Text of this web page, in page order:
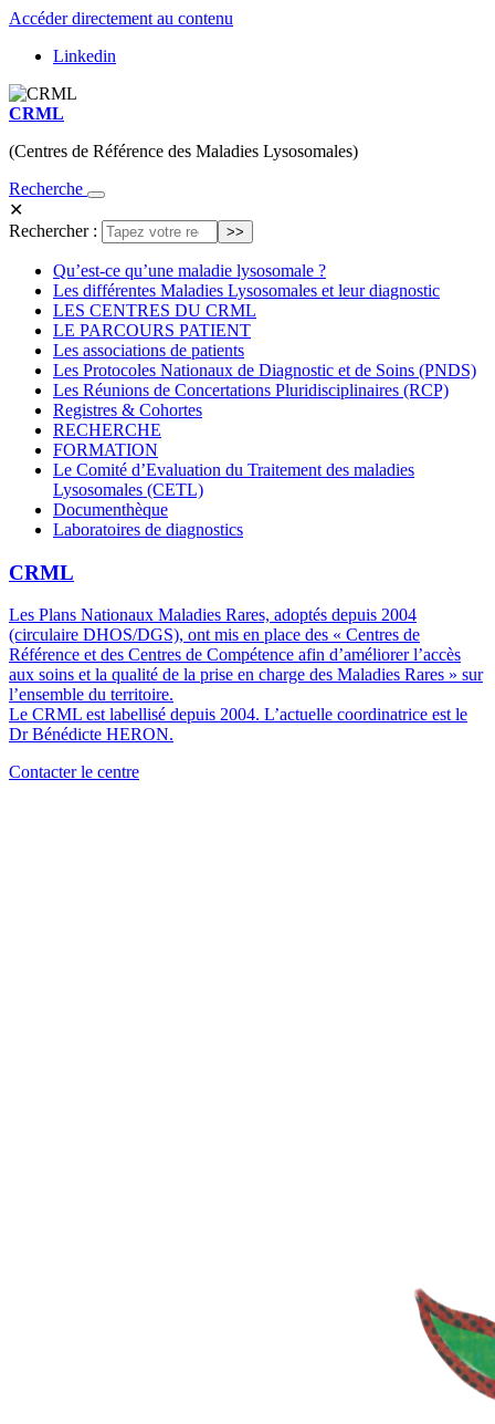
Accéder directement au contenu
Linkedin
CRML
(Centres de Référence des Maladies Lysosomales)
Recherche
✕
Rechercher :
Qu’est-ce qu’une maladie lysosomale ?
Les différentes Maladies Lysosomales et leur diagnostic
LES CENTRES DU CRML
LE PARCOURS PATIENT
Les associations de patients
Les Protocoles Nationaux de Diagnostic et de Soins (PNDS)
Les Réunions de Concertations Pluridisciplinaires (RCP)
Registres & Cohortes
RECHERCHE
FORMATION
Le Comité d’Evaluation du Traitement des maladies
Lysosomales (CETL)
Documenthèque
Laboratoires de diagnostics
CRML
Les Plans Nationaux Maladies Rares, adoptés depuis 2004
(circulaire DHOS/DGS), ont mis en place des « Centres de
Référence et des Centres de Compétence afin d’améliorer l’accès
aux soins et la qualité de la prise en charge des Maladies Rares » sur
l’ensemble du territoire.
Le CRML est labellisé depuis 2004. L’actuelle coordinatrice est le
Dr Bénédicte HERON.
Contacter le centre